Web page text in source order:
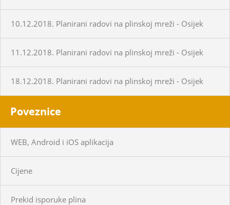
10.12.2018. Planirani radovi na plinskoj mreži - Osijek
11.12.2018. Planirani radovi na plinskoj mreži - Osijek
18.12.2018. Planirani radovi na plinskoj mreži - Osijek
Poveznice
WEB, Android i iOS aplikacija
Cijene
Prekid isporuke plina